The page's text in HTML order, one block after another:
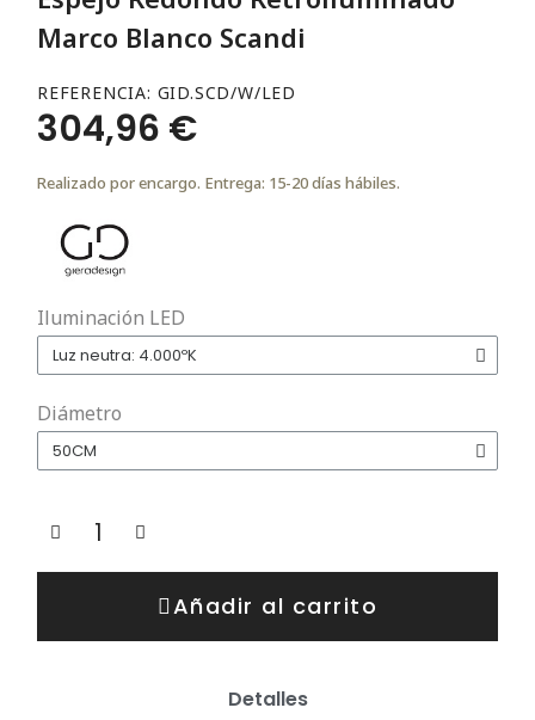
Marco Blanco Scandi
REFERENCIA GID.SCD/W/LED
304,96 €
Realizado por encargo. Entrega: 15-20 días hábiles.
Iluminación LED
Diámetro
Añadir al carrito
Detalles